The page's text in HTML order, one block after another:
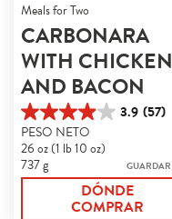
Meals for Two
CARBONARA
WITH CHICKEN
AND BACON
3.9 (57)
3.9
de
5
estrellas.
reseñas
PESO NETO
26 oz (1 lb 10 oz)
737 g
GUARDAR
DÓNDE
COMPRAR